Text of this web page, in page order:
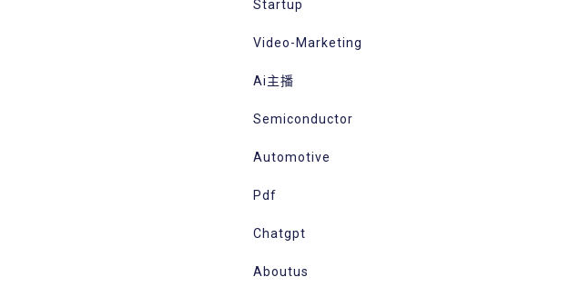
Startup
Video-Marketing
Ai主播
Semiconductor
Automotive
Pdf
Chatgpt
Aboutus